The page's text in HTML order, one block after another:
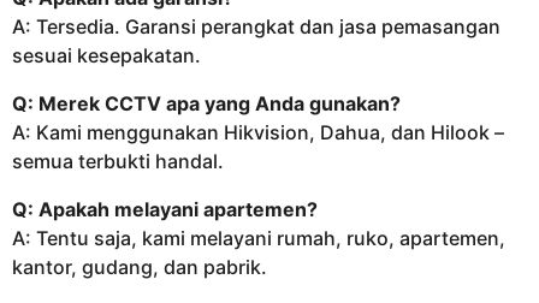
A: Tersedia. Garansi perangkat dan jasa pemasangan
sesuai kesepakatan.
Q: Merek CCTV apa yang Anda gunakan?
A: Kami menggunakan Hikvision, Dahua, dan Hilook –
semua terbukti handal.
Q: Apakah melayani apartemen?
A: Tentu saja, kami melayani rumah, ruko, apartemen,
kantor, gudang, dan pabrik.